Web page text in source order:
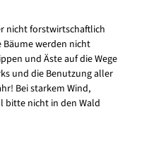
nicht forstwirtschaftlich
werden nicht
und Äste auf die Wege
und die Benutzung aller
Bei starkem Wind,
bitte nicht in den Wald